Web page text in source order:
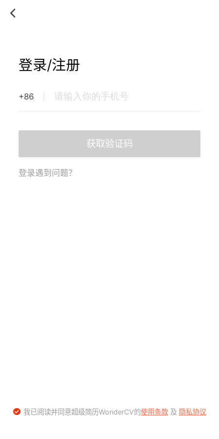
登录/注册
+86
获取验证码
登录遇到问题？
我已阅读并同意超级简历WonderCV的使用条款及 隐私协议